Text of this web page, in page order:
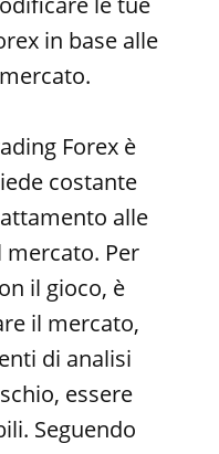
in base alle
Forex è
costante
alle
mercato. Per
il gioco, è
il mercato,
di analisi
essere
Seguendo